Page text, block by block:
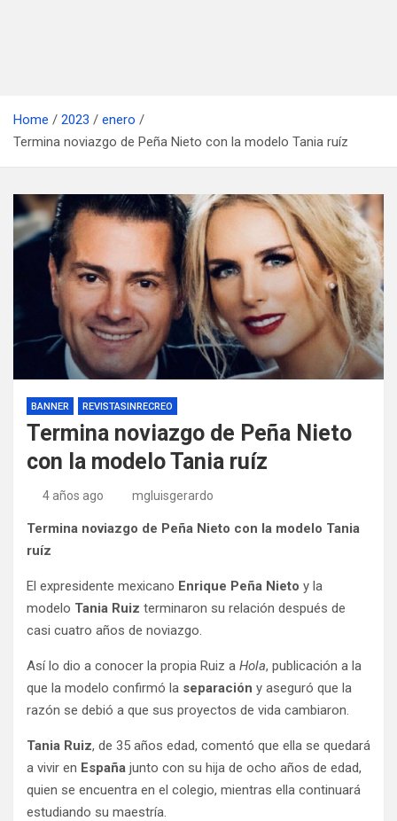
Home 2023
enero
Termina noviazgo de Peña Nieto con la modelo Tania ruíz
BANNER REVISTASINRECREO
Termina noviazgo de Peña Nieto
con la modelo Tania ruíz
4 años ago mgluisgerardo
Termina noviazgo de Peña Nieto con la modelo Tania
ruíz
El expresidente mexicano Enrique Peña Nieto y la
modelo Tania Ruiz terminaron su relación después de
casi cuatro años de noviazgo.
Así lo dio a conocer la propia Ruiz a Hola, publicación a la
que la modelo confirmó la separación y aseguró que la
razón se debió a que sus proyectos de vida cambiaron.
Tania Ruiz, de 35 años edad, comentó que ella se quedará
a vivir en España junto con su hija de ocho años de edad,
quien se encuentra en el colegio, mientras ella continuará
estudiando su maestría.